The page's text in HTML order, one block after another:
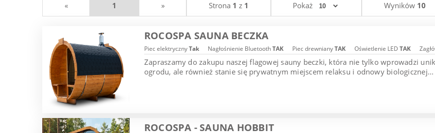
« 1 » Strona 1 z 1 Pokaż Wyników 10
ROCOSPA SAUNA BECZKA
Piec elektrycznyTak Nagłośnienie BluetoothTAK Piec drewnianyTAK Oświetlenie LED TAK
Zapraszamy do zakupu naszej flagowej sauny beczki, która nie tylko wprowadzi
ogrodu, ale również stanie się prywatnym miejscem relaksu i odnowy biologicznej...
ROCOSPA - SAUNA HOBBIT